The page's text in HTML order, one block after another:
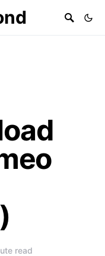
read